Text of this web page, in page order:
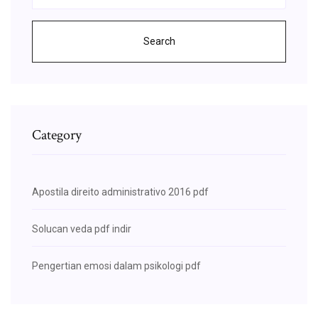
Search
Category
Apostila direito administrativo 2016 pdf
Solucan veda pdf indir
Pengertian emosi dalam psikologi pdf